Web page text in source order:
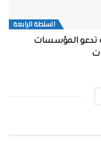
السلطة الرابعة
تدعو المؤسسات